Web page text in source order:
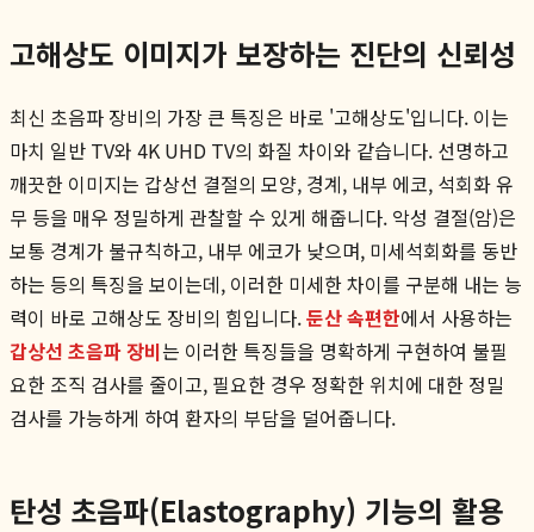
고해상도 이미지가 보장하는 진단의 신뢰성
최신 초음파 장비의 가장 큰 특징은 바로 '고해상도'입니다. 이는
마치 일반 TV와 4K UHD TV의 화질 차이와 같습니다. 선명하고
깨끗한 이미지는 갑상선 결절의 모양, 경계, 내부 에코, 석회화 유
무 등을 매우 정밀하게 관찰할 수 있게 해줍니다. 악성 결절(암)은
보통 경계가 불규칙하고, 내부 에코가 낮으며, 미세석회화를 동반
하는 등의 특징을 보이는데, 이러한 미세한 차이를 구분해 내는 능
력이 바로 고해상도 장비의 힘입니다.둔산 속편한에서 사용하는
갑상선 초음파 장비는 이러한 특징들을 명확하게 구현하여 불필
요한 조직 검사를 줄이고, 필요한 경우 정확한 위치에 대한 정밀
검사를 가능하게 하여 환자의 부담을 덜어줍니다.
탄성 초음파(Elastography) 기능의 활용